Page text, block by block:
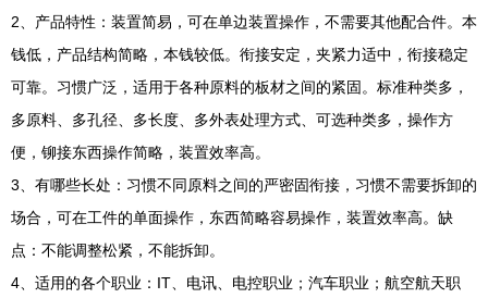
2、产品特性：装置简易，可在单边装置操作，不需要其他配合件。本
钱低，产品结构简略，本钱较低。衔接安定，夹紧力适中，衔接稳定
可靠。习惯广泛，适用于各种原料的板材之间的紧固。标准种类多，
多原料、多孔径、多长度、多外表处理方式、可选种类多，操作方
便，铆接东西操作简略，装置效率高。
3、有哪些长处：习惯不同原料之间的严密固衔接，习惯不需要拆卸的
场合，可在工件的单面操作，东西简略容易操作，装置效率高。缺
点：不能调整松紧，不能拆卸。
4、适用的各个职业：IT、电讯、电控职业；汽车职业；航空航天职